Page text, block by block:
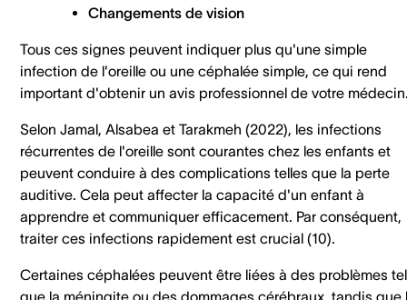
Changements de vision
Tous ces signes peuvent indiquer plus qu'une simple
infection de l'oreille ou une céphalée simple, ce qui rend
important d'obtenir un avis professionnel de votre
Selon Jamal, Alsabea et Tarakmeh (2022), les infections
récurrentes de l'oreille sont courantes chez les enfants et
peuvent conduire à des complications telles que la perte
auditive. Cela peut affecter la capacité d'un enfant à
apprendre et communiquer efficacement. Par conséquent,
traiter ces infections rapidement est crucial (10).
Certaines céphalées peuvent être liées à des problèmes
que la méningite ou des dommages cérébraux, tandis que